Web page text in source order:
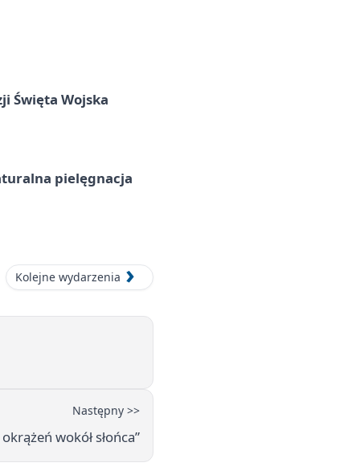
Święta Wojska
pielęgnacja
Kolejne wydarzenia
Następny >>
wokół słońca”